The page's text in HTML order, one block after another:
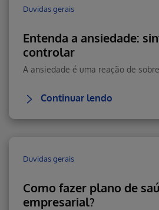
Duvidas gerais
Entenda a ansiedade:
controlar
Continuar lendo
Duvidas gerais
Como fazer plano de
empresarial?